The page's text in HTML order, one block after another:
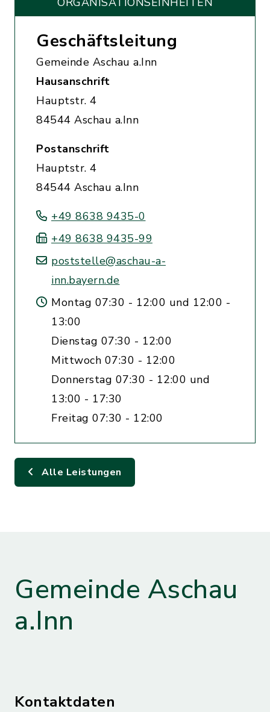
Geschäftsleitung
Gemeinde Aschau a.Inn
Hausanschrift
Hauptstr. 4
84544 Aschau a.Inn
Postanschrift
Hauptstr. 4
84544 Aschau a.Inn
+49 8638 9435-0
+49 8638 9435-99
poststelle@aschau-a-
inn.bayern.de
Montag 07:30 - 12:00 und 12:00 -
13:00
Dienstag 07:30 - 12:00
Mittwoch 07:30 - 12:00
Donnerstag 07:30 - 12:00 und
13:00 - 17:30
Freitag 07:30 - 12:00
Alle Leistungen
Gemeinde Aschau
a.Inn
Kontaktdaten